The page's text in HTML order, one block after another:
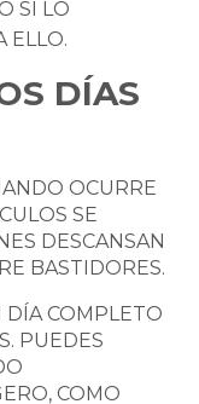
SI LO
ELLO.
DÍAS
OCURRE
SE
DESCANSAN
BASTIDORES.
DÍA COMPLETO
PUEDES
COMO